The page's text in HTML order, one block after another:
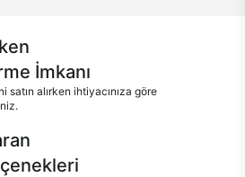
İmkanı
satın alırken ihtiyacınıza göre